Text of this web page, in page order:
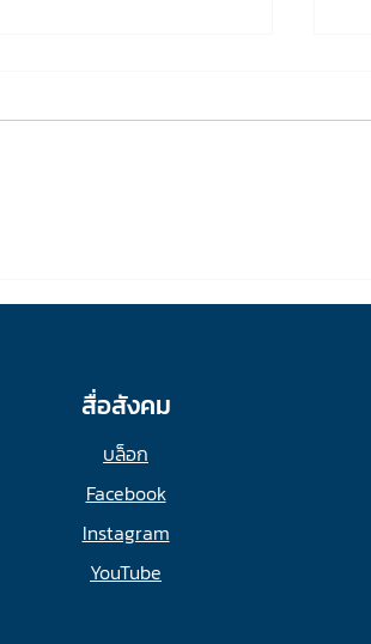
สื่อสังคม
บล็อก
Facebook
Instagram
YouTube